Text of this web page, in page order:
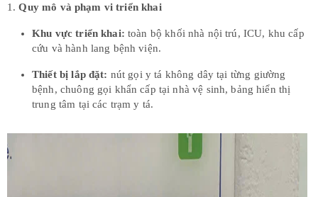
1.Quy mô và phạm vi triển khai
Khu vực triển khai: toàn bộ khối nhà nội trú, ICU, khu cấp
cứu và hành lang bệnh viện.
Thiết bị lắp đặt: nút gọi y tá không dây tại từng giường
bệnh, chuông gọi khẩn cấp tại nhà vệ sinh, bảng hiển thị
trung tâm tại các trạm y tá.